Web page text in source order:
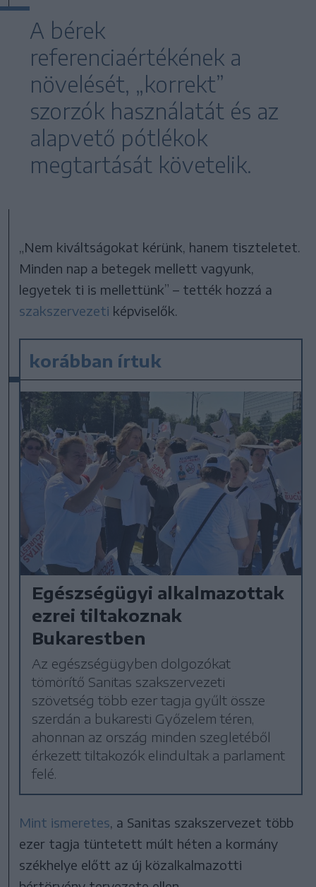
A bérek
referenciaértékének a
növelését, „korrekt”
szorzók használatát és az
alapvető pótlékok
megtartását követelik.
„Nem kiváltságokat kérünk, hanem tiszteletet.
Minden nap a betegek mellett vagyunk,
legyetek ti is mellettünk” – tették hozzá a
szakszervezeti képviselők.
korábban írtuk
Egészségügyi alkalmazottak
ezrei tiltakoznak
Bukarestben
Az egészségügyben dolgozókat
tömörítő Sanitas szakszervezeti
szövetség több ezer tagja gyűlt össze
szerdán a bukaresti Győzelem téren,
ahonnan az ország minden szegletéből
érkezett tiltakozók elindultak a parlament
felé.
Mint ismeretes, a Sanitas szakszervezet több
ezer tagja tüntetett múlt héten a kormány
székhelye előtt az új közalkalmazotti